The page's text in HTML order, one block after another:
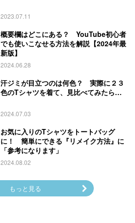
2023.07.11
概要欄はどこにある？ YouTube初心者
でも使いこなせる方法を解説【2024年最
新版】
2024.06.28
汗ジミが目立つのは何色？ 実際に２３
色のTシャツを着て、見比べてみたら…
2024.07.03
お気に入りのTシャツをトートバッグ
に！ 簡単にできる『リメイク方法』に
「参考になります」
2024.08.02
もっと見る